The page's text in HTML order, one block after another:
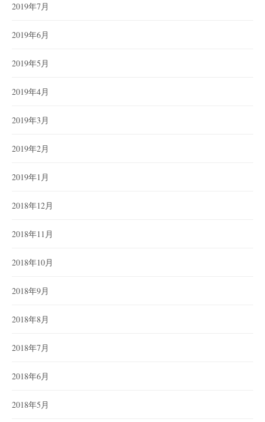
2019年7月
2019年6月
2019年5月
2019年4月
2019年3月
2019年2月
2019年1月
2018年12月
2018年11月
2018年10月
2018年9月
2018年8月
2018年7月
2018年6月
2018年5月